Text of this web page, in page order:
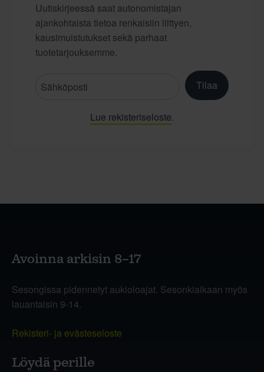
Uutiskirjeessä saat autonomistajan
ajankohtaista tietoa renkaisiin liittyen,
kausimuistutukset sekä parhaat
tuotetarjouksemme.
Tilaa
Lue rekisteriseloste.
Avoinna arkisin 8–17
Sesongissa pidennetyt aukioloajat. Sesonkiaikaan myös
lauantaisin 9-14.
Rekisteri- ja evästeseloste
Löydä perille